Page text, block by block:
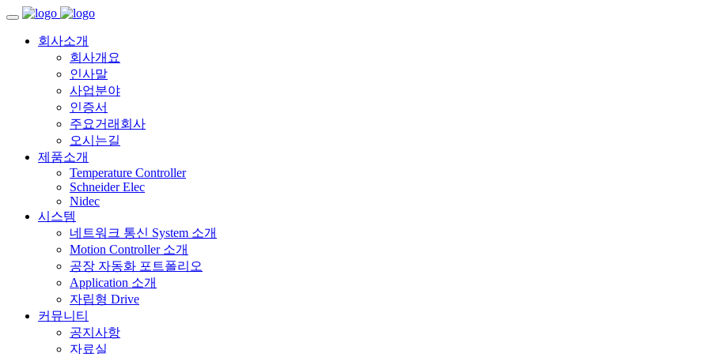
Toggle
navigation회사소개
회사개요
인사말
사업분야
인증서
주요거래회사
오시는길
제품소개
Temperature Controller
Schneider Elec
Nidec
시스템
네트워크 통신 System 소개
Motion Controller 소개
공장 자동화 포트폴리오
Application 소개
자립형 Drive
커뮤니티
공지사항
자료실